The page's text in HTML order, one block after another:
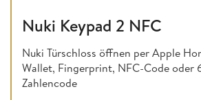
Nuki Keypad 2 NFC
Nuki Türschloss öffnen per Apple
Wallet, Fingerprint, NFC-Code oder
Zahlencode